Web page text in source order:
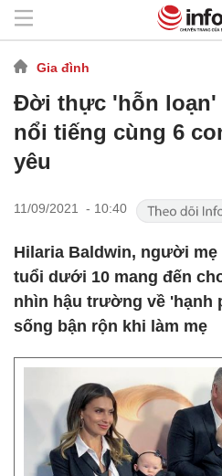
Gia đình
Đời thực 'hỗn loạn'
nổi tiếng cùng 6
yêu
11/09/2021 - 10:40
Hilaria Baldwin, người
tuổi dưới 10 mang đến
nhìn hậu trường về 'hạnh
sống bận rộn khi làm mẹ